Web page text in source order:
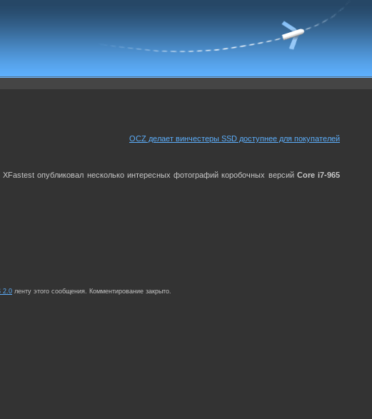
OCZ делает винчестеры SSD доступнее для покупателей
опубликовал несколько интересных фотографий коробочных версий Core i7-965
2.0 ленту этого сообщения. Комментирование закрыто.